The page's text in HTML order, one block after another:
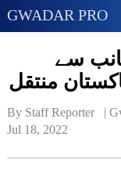
GWADAR PRO
سے
منتقل
By Staff Reporter   |
Jul 18, 2022